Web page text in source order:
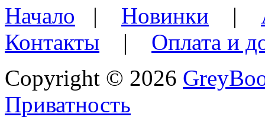
Начало | Новинки |
Контакты | Оплата и
Copyright © 2026
Приватность